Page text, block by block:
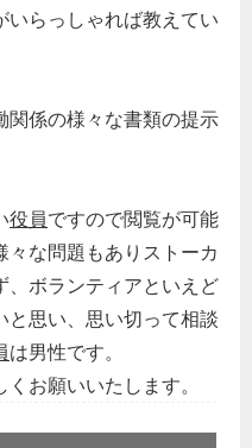
いらっしゃれば教えてい
関係の様々な書類の提示
役員ですので閲覧が可能
な問題もありストーカ
、ボランティアといえど
と思い、思い切って相談
は男性です。
お願いいたします。